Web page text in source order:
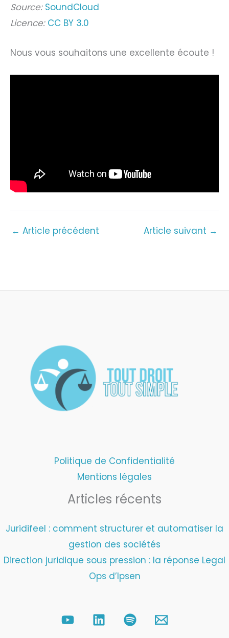
Source: SoundCloud
Licence: CC BY 3.0
Nous vous souhaitons une excellente écoute !
← Article précédent Article suivant →
Politique de Confidentialité
Mentions légales
Articles récents
Juridifeel : comment structurer et automatiser la
gestion des sociétés
Direction juridique sous pression : la réponse Legal
Ops d’Ipsen